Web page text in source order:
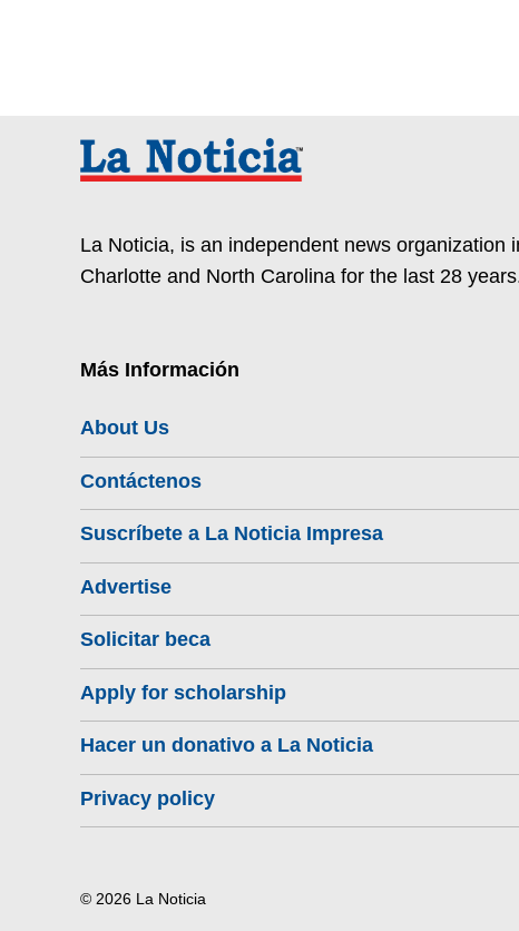
La Noticia, is an independent news
Charlotte and North Carolina for the last 28
Más Información
About Us
Contáctenos
Suscríbete a La Noticia Impresa
Advertise
Solicitar beca
Apply for scholarship
Hacer un donativo a La Noticia
Privacy policy
© 2026 La Noticia